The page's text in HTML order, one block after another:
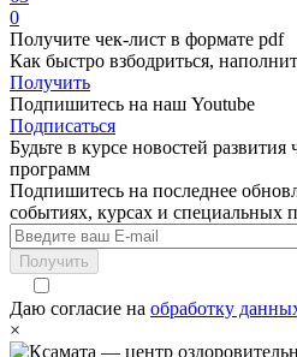
0
Получите чек-лист в формате pdf
Как быстро взбодриться,
Получить
Подпишитесь на наш Youtube
Подписаться
Будьте в курсе новостей
программ
Подпишитесь на последнее
событиях, курсах и специальных
Получить
Даю согласие на обработку
×